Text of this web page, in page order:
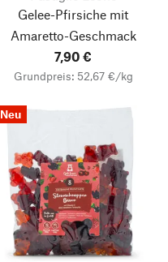
Gelee-Pfirsiche mit
Amaretto-Geschmack
7,90 €
Grundpreis: 52,67 €/kg
Neu